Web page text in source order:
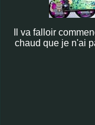
Il va falloir
chaud que je n'ai